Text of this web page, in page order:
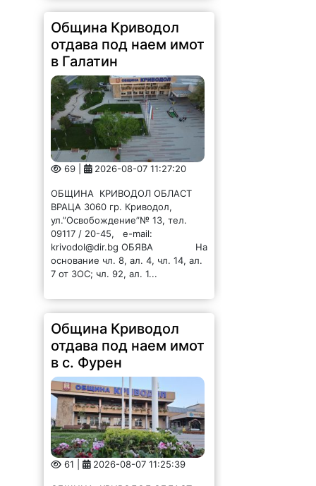
Община Криводол
отдава под наем имот
в Галатин
69 | 2026-08-07 11:27:20
ОБЩИНА КРИВОДОЛ ОБЛАСТ
ВРАЦА 3060 гр. Криводол,
ул.”Освобождение”№ 13, тел.
09117 / 20-45, e-mail:
krivodol@dir.bg ОБЯВА На
основание чл. 8, ал. 4, чл. 14, ал.
7 от ЗОС; чл. 92, ал. 1...
Община Криводол
отдава под наем имот
в с. Фурен
61 | 2026-08-07 11:25:39